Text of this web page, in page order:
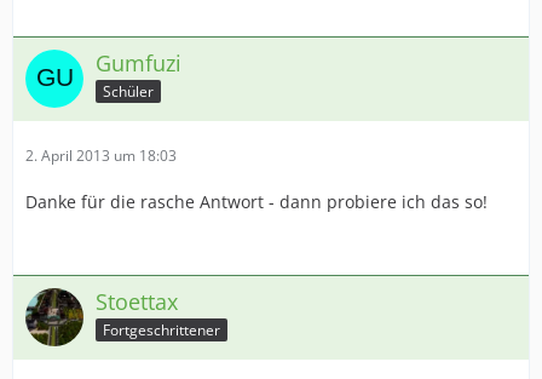
Gumfuzi
Schüler
2. April 2013 um 18:03
Danke für die rasche Antwort - dann probiere ich das so!
Stoettax
Fortgeschrittener